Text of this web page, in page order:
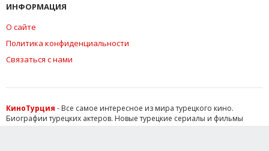
ИНФОРМАЦИЯ
О сайте
Политика конфиденциальности
Связаться с нами
КиноТурция - Все самое интересное из мира турецкого кино.
Биографии турецких актеров. Новые турецкие сериалы и фильмы